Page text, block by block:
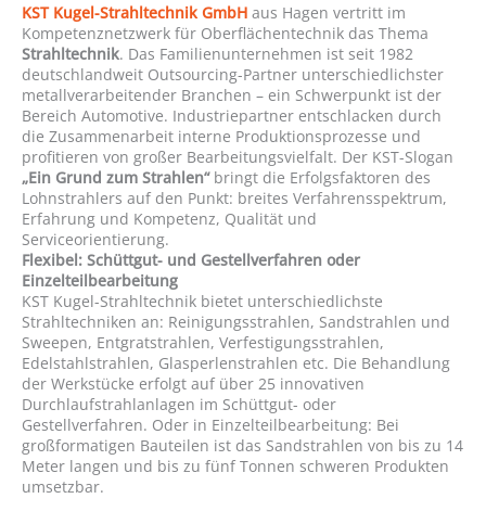
KST Kugel-Strahltechnik GmbH aus Hagen vertritt im
Kompetenznetzwerk für Oberflächentechnik das Thema
Strahltechnik. Das Familienunternehmen ist seit 1982
deutschlandweit Outsourcing-Partner unterschiedlichster
metallverarbeitender Branchen – ein Schwerpunkt ist der
Bereich Automotive. Industriepartner entschlacken durch
die Zusammenarbeit interne Produktionsprozesse und
profitieren von großer Bearbeitungsvielfalt. Der KST-Slogan
„Ein Grund zum Strahlen“bringt die Erfolgsfaktoren des
Lohnstrahlers auf den Punkt: breites Verfahrensspektrum,
Erfahrung und Kompetenz, Qualität und
Serviceorientierung.
Flexibel: Schüttgut- und Gestellverfahren oder
Einzelteilbearbeitung
KST Kugel-Strahltechnik bietet unterschiedlichste
Strahltechniken an: Reinigungsstrahlen, Sandstrahlen und
Sweepen, Entgratstrahlen, Verfestigungsstrahlen,
Edelstahlstrahlen, Glasperlenstrahlen etc. Die Behandlung
der Werkstücke erfolgt auf über 25 innovativen
Durchlaufstrahlanlagen im Schüttgut- oder
Gestellverfahren. Oder in Einzelteilbearbeitung: Bei
großformatigen Bauteilen ist das Sandstrahlen von bis zu 14
Meter langen und bis zu fünf Tonnen schweren Produkten
umsetzbar.